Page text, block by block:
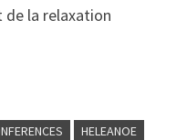
la relaxation
HELEANOE